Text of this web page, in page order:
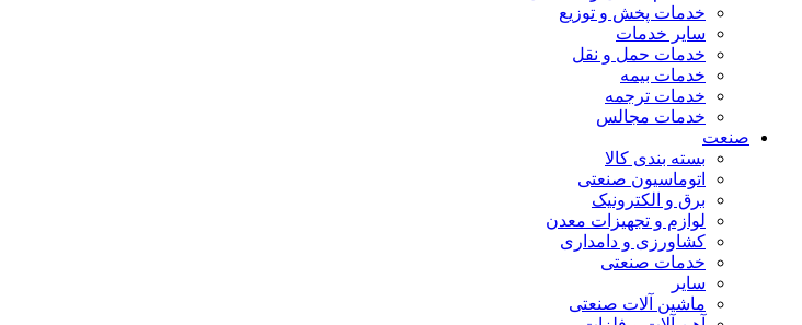
خدمات پخش و توزیع
سایر خدمات
خدمات حمل و نقل
خدمات بیمه
خدمات ترجمه
خدمات مجالس
صنعت
بسته بندی کالا
اتوماسیون صنعتی
برق و الکترونیک
لوازم و تجهیزات معدن
کشاورزی و دامداری
خدمات صنعتی
سایر
ماشین آلات صنعتی